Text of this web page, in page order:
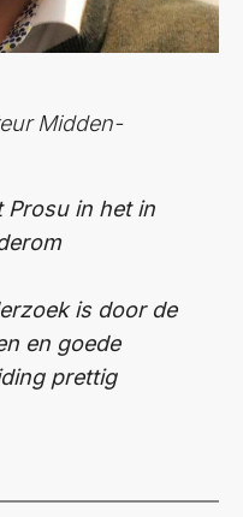
Midden-
Prosu in het in
is door de
en goede
prettig